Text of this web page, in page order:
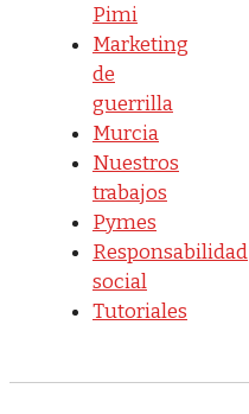
Pimi
Marketing
de
guerrilla
Murcia
Nuestros
trabajos
Pymes
Responsabilidad
social
Tutoriales